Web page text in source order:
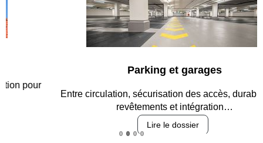
Parking et garages
Entre circulation, sécurisation des accès, durabilité des
revêtements et intégration…
Lire le dossier